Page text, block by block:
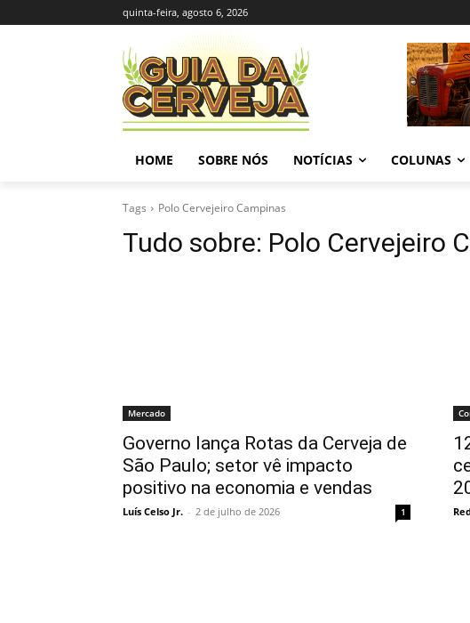
quinta-feira, agosto 6, 2026
HOME SOBRE NÓS NOTÍCIAS COLUNAS
Tags Polo Cervejeiro Campinas
Tudo sobre: Polo Cervejeiro
Mercado
Governo lança Rotas da Cerveja de
São Paulo; setor vê impacto
positivo na economia e vendas
Luís Celso Jr. - 2 de julho de 2026 1